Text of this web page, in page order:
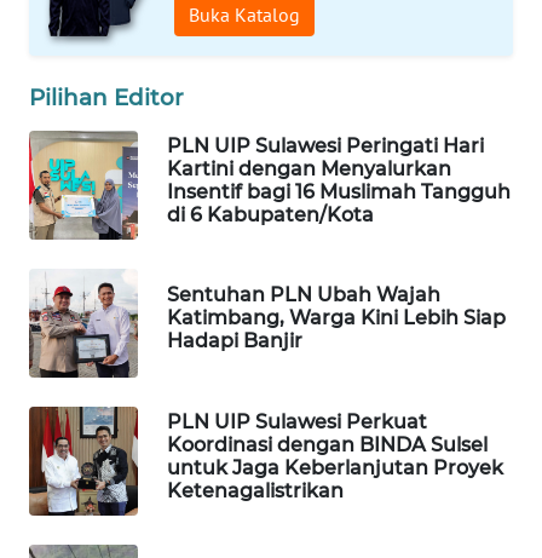
Buka Katalog
Pilihan Editor
PLN UIP Sulawesi Peringati Hari
Kartini dengan Menyalurkan
Insentif bagi 16 Muslimah Tangguh
di 6 Kabupaten/Kota
Sentuhan PLN Ubah Wajah
Katimbang, Warga Kini Lebih Siap
Hadapi Banjir
PLN UIP Sulawesi Perkuat
Koordinasi dengan BINDA Sulsel
untuk Jaga Keberlanjutan Proyek
Ketenagalistrikan
PORTAL
FORWAMKI
ALPERKLINAS
FORJASIDA
TAMBANG
NEWS
SITUNGIR
NEWS
SIDIKALANG